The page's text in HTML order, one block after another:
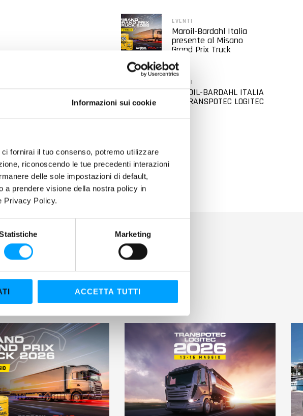
Informazioni sui cookie
fornirai il tuo consenso, potremo utilizzare
riconoscendo le tue precedenti interazioni
delle sole impostazioni di default,
a prendere visione della nostra policy in
Privacy Policy.
Marketing
ACCETTA TUTTI
EVENTI
Maroil-Bardahl Italia
presente al Misano
Grand Prix Truck
EVENTI
MAROIL-BARDAHL ITALIA
AL TRANSPOTEC LOGITEC